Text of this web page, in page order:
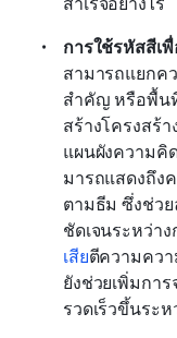
การใช้รหัสสีเ
สามารถแยกค
สำคัญ หรือพื้น
สร้างโครงสร้
แผนผังความคิ
มารถแสดงถึง
ตามธีม ซึ่งช่ว
ชัดเจนระหว่า
เสียตีความคว
ยังช่วยเพิ่มกา
รวดเร็วขึ้นระ